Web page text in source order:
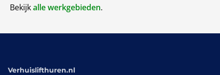
Bekijkalle werkgebieden.
Verhuislifthuren.nl